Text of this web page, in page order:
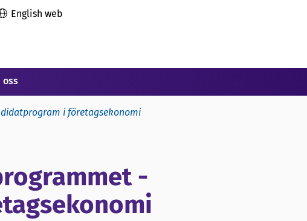
English web
oss
i företagsekonomi
-